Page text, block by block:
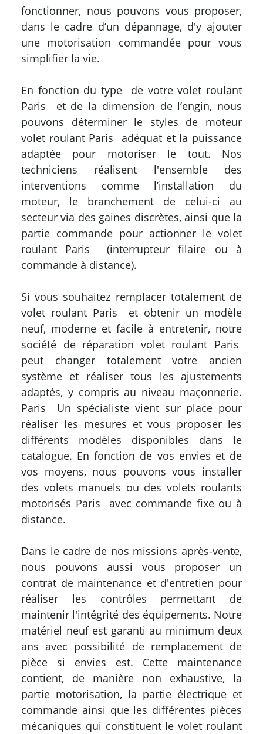
fonctionner, nous pouvons vous proposer,
dans le cadre d’un dépannage, d'y ajouter
une motorisation commandée pour vous
simplifier la vie.
En fonction du type de votre volet roulant
Paris et de la dimension de l’engin, nous
pouvons déterminer le styles de moteur
volet roulant Paris adéquat et la puissance
adaptée pour motoriser le tout. Nos
techniciens réalisent l'ensemble des
interventions comme l’installation du
moteur, le branchement de celui-ci au
secteur via des gaines discrètes, ainsi que la
partie commande pour actionner le volet
roulant Paris (interrupteur filaire ou à
commande à distance).
Si vous souhaitez remplacer totalement de
volet roulant Paris et obtenir un modèle
neuf, moderne et facile à entretenir, notre
société de réparation volet roulant Paris
peut changer totalement votre ancien
système et réaliser tous les ajustements
adaptés, y compris au niveau maçonnerie.
Paris Un spécialiste vient sur place pour
réaliser les mesures et vous proposer les
différents modèles disponibles dans le
catalogue. En fonction de vos envies et de
vos moyens, nous pouvons vous installer
des volets manuels ou des volets roulants
motorisés Paris avec commande fixe ou à
distance.
Dans le cadre de nos missions après-vente,
nous pouvons aussi vous proposer un
contrat de maintenance et d'entretien pour
réaliser les contrôles permettant de
maintenir l'intégrité des équipements. Notre
matériel neuf est garanti au minimum deux
ans avec possibilité de remplacement de
pièce si envies est. Cette maintenance
contient, de manière non exhaustive, la
partie motorisation, la partie électrique et
commande ainsi que les différentes pièces
mécaniques qui constituent le volet roulant